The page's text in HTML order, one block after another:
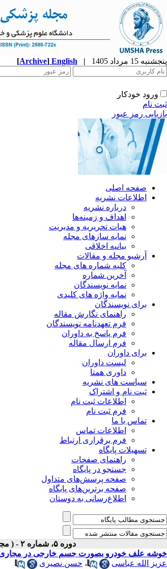
پنجشنبه 15 مرداد 1405 |
English
[Archive]
ورود خودکار
ثبت نام
بازیابی رمز عبور
صفحه اصلی
اطلاعات نشریه
درباره نشریه
اهداف و زمینه‌ها
هیات تحریریه و مدیریت
نمایه سازهای مجله
بیانیه اخلاقی
آرشیو مجله و مقالات
کلیه شماره های مجله
آخرین شماره
نمایه نویسندگان
نمایه واژه های کلیدی
برای نویسندگان
راهنمای نگارش مقاله
فرم تعهدنامه نویسندگان
فرم پاسخ به داوران
فرم ارسال مقاله
برای داوران
لیست داوران
داوری همتا
سیاست های نشریه
ثبت نام و اشتراک
اطلاعات ثبت نام
فرم ثبت نام
تماس با ما
اطلاعات تماس
فرم برقراری ارتباط
تسهیلات پایگاه
راهنمای صفحات
جستجو در پایگاه
صفحه پرسش‌های متداول
صفحه برترین‌های پایگاه
اطلاع‌رسانی به دوستان
دوره ۵، شماره ۲ - ( مجلۀ علمی دانشگاه علوم پزشکی همدان-بهار و تابستان ۱۳۷۷ )
خوشه علف خودرو بصورت جسم خارجی در مجاری
عزیز الله عباسی
، حسن نصیری